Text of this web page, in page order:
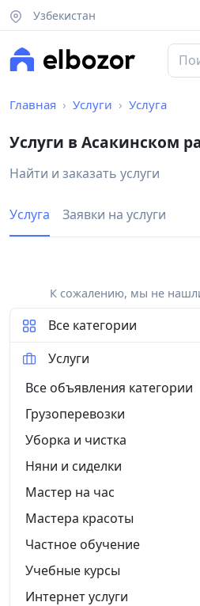
Узбекистан
Главная Услуги Услуга
Услуги в Асакинском
Найти и заказать услуги
Услуга Заявки на услуги
К сожалению, мы не
Все категории
Услуги
Все объявления категории
Грузоперевозки
Уборка и чистка
Няни и сиделки
Мастер на час
Мастера красоты
Частное обучение
Учебные курсы
Интернет услуги